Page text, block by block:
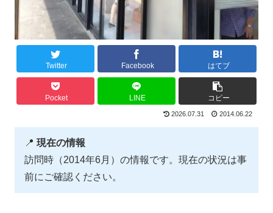
Twitter Facebook はてブ
Pocket LINE コピー
2026.07.31 2014.06.22
📍 現在の情報
訪問時（2014年6月）の情報です。現在の状況は事
前にご確認ください。